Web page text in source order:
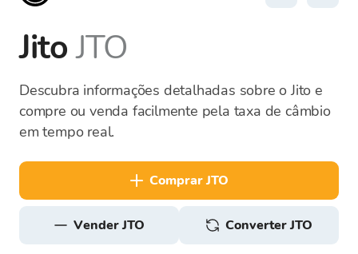
Jito JTO
Descubra informações detalhadas sobre o Jito e
compre ou venda facilmente pela taxa de câmbio
em tempo real.
comprar JTO
vender JTO Converter JTO